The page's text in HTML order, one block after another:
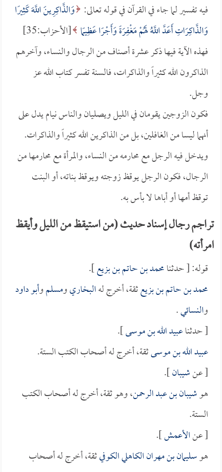
فيه تفسير لما جاء في القرآن في قوله تعالى: وَالذَّاكِرِينَ اللَّهَ كَثِيرًا
وَالذَّاكِرَاتِ أَعَدَّ اللَّهُ لَهُمْ مَغْفِرَةً وَأَجْرًا عَظِيمًا
[الأحزاب:35]
فهذه الآية فيها ذكر عشرة أصناف من الرجال والنساء، وآخرهم
الذاكرون الله كثيراً والذاكرات، فالسنة تفسر كتاب الله عز
وجل.
فكون الزوجين يقومان في الليل ويصليان والناس نيام يدل على
أنهما ليسا من الغافلين، بل من الذاكرين الله كثيراً والذاكرات.
ويدخل فيه الرجل مع محارمه من النساء، والمرأة مع محارمها من
الرجال، فكون الرجل يوقظ زوجته ويوقظ بناته، أو البنت
توقظ أمها أو أباها لا بأس به.
تراجم رجال إسناد حديث (من استيقظ من الليل وأيقظ
امرأته)
قوله: [ حدثنامحمد بن حاتم بن بزيع].
محمد بن حاتم بن بزيعثقة، أخرج لهالبخاريومسلموأبو داود
والنسائي.
[ حدثناعبيد الله بن موسى].
عبيد الله بن موسىثقة، أخرج له أصحاب الكتب الستة.
[ عنشيبان].
هوشيبان بن عبد الرحمن، وهو ثقة، أخرج له أصحاب الكتب
الستة.
[ عنالأعمش].
هوسليمان بن مهران الكاهلي الكوفيثقة، أخرج له أصحاب